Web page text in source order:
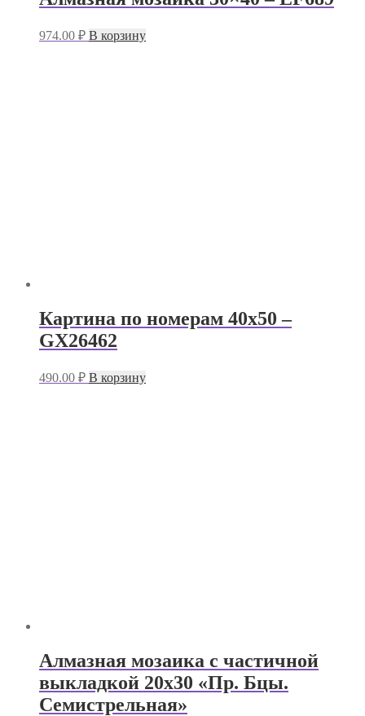
974.00 ₽ В корзину
Картина по номерам 40х50 –
GX26462
490.00 ₽ В корзину
Алмазная мозаика с частичной
выкладкой 20х30 «Пр. Бцы.
Семистрельная»